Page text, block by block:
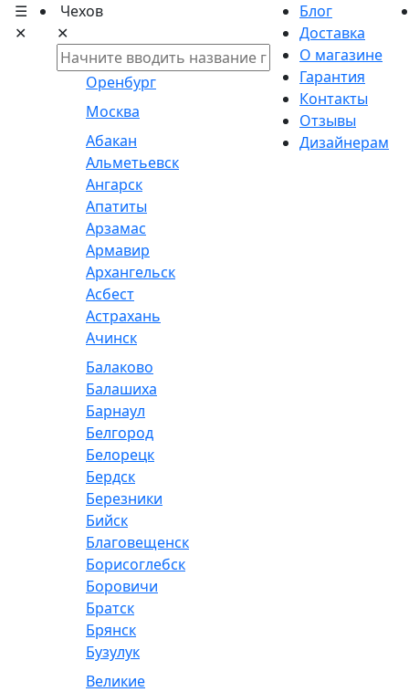
☰
✕
Чехов
✕
Оренбург
Москва
Абакан
Альметьевск
Ангарск
Апатиты
Арзамас
Армавир
Архангельск
Асбест
Астрахань
Ачинск
Балаково
Балашиха
Барнаул
Белгород
Белорецк
Бердск
Березники
Бийск
Благовещенск
Борисоглебск
Боровичи
Братск
Брянск
Бузулук
Великие
Блог
Доставка
О магазине
Гарантия
Контакты
Отзывы
Дизайнерам